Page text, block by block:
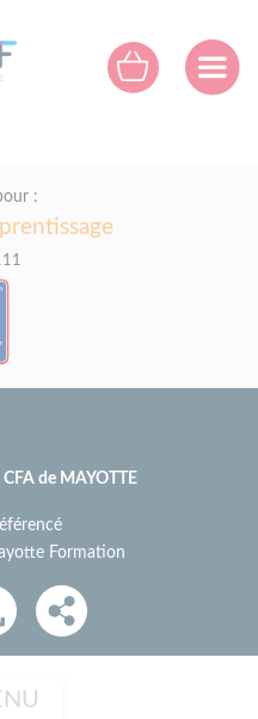
:
CFA de MAYOTTE
Formation